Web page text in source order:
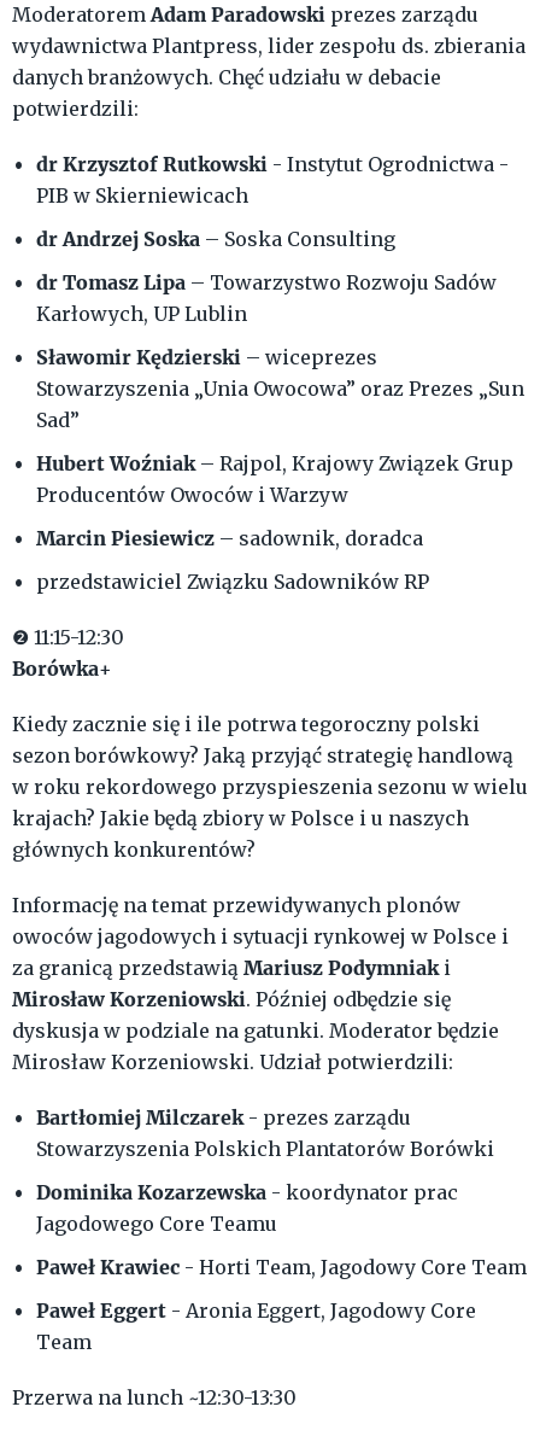
ModeratoremAdam Paradowski prezes zarządu
wydawnictwa Plantpress, lider zespołu ds. zbierania
danych branżowych. Chęć udziału w debacie
potwierdzili:
dr Krzysztof Rutkowski - Instytut Ogrodnictwa -
PIB ​w Skierniewicach
dr Andrzej Soska – Soska Consulting
dr Tomasz Lipa – Towarzystwo Rozwoju Sadów
Karłowych, UP Lublin
Sławomir Kędzierski – wiceprezes
Stowarzyszenia „Unia Owocowa” oraz Prezes „Sun
Sad”
Hubert Woźniak– Rajpol, Krajowy Związek Grup
Producentów Owoców i Warzyw
Marcin Piesiewicz – sadownik, doradca
przedstawiciel Związku Sadowników RP
❷ 11:15-12:30
Borówka+
Kiedy zacznie się i ile potrwa tegoroczny polski
sezon borówkowy? Jaką przyjąć strategię handlową
w roku rekordowego przyspieszenia sezonu w wielu
krajach? Jakie będą zbiory w Polsce i u naszych
głównych konkurentów?
Informację na temat przewidywanych plonów
owoców jagodowych i sytuacji rynkowej w Polsce i
za granicą przedstawią Mariusz Podymniaki
Mirosław Korzeniowski. Później odbędzie się
dyskusja w podziale na gatunki. Moderator będzie
Mirosław Korzeniowski. Udział potwierdzili:
Bartłomiej Milczarek- prezes zarządu
Stowarzyszenia Polskich Plantatorów Borówki
Dominika Kozarzewska - koordynator prac
Jagodowego Core Teamu
Paweł Krawiec - Horti Team, Jagodowy Core Team
Paweł Eggert - Aronia Eggert, Jagodowy Core
Team
Przerwa na lunch ~12:30-13:30